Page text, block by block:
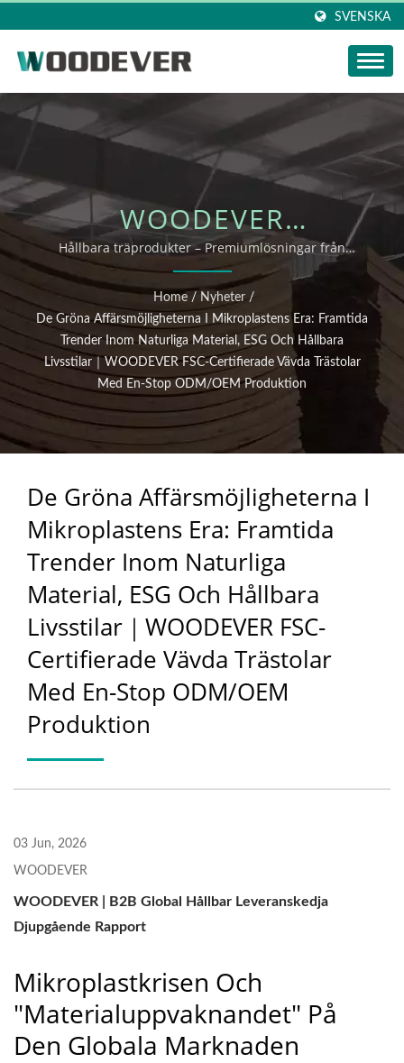
SVENSKA
WOODEVER
NYHETSUPPDATERING:
DE GRÖNA
AFFÄRSMÖJLIGHETERNA
I MIKROPLASTENS ERA:
FRAMTIDA TRENDER
INOM NATURLIGA
HÅLLBARA LIVSSTILAR
｜WOODEVER FSC-
CERTIFIERADE VÄVDA
TRÄSTOLAR MED EN-
STOP ODM/OEM
PRODUKTION
Hållbara träprodukter – Premiumlösningar från
leverantör i Vietnam｜2025 Vävda produkter Vietnam
fabrik ODM OEM leveransguide
Home / Nyheter /
De Gröna Affärsmöjligheterna I Mikroplastens Era: Framtida
Trender Inom Naturliga Material, ESG Och Hållbara
Livsstilar｜WOODEVER FSC-Certifierade Vävda Trästolar
Med En-Stop ODM/OEM Produktion
De Gröna Affärsmöjligheterna I
Mikroplastens Era: Framtida
Trender Inom Naturliga
Material, ESG Och Hållbara
Livsstilar｜WOODEVER FSC-
Certifierade Vävda Trästolar
Med En-Stop ODM/OEM
Produktion
03 Jun, 2026
WOODEVER
WOODEVER | B2B Global Hållbar Leveranskedja
Djupgående Rapport
Mikroplastkrisen Och
"Materialuppvaknandet" På
Den Globala Marknaden